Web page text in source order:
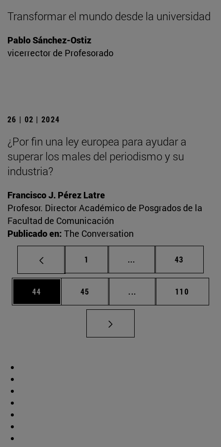
Transformar el mundo desde la universidad
Pablo Sánchez-Ostiz
vicerrector de Profesorado
26 | 02 | 2024
¿Por fin una ley europea para ayudar a
superar los males del periodismo y su
industria?
Francisco J. Pérez Latre
Profesor. Director Académico de Posgrados de la
Facultad de Comunicación
Publicado en: The Conversation
Página
1 ... Páginas intermedias
Página
43
Página
44 Página
45 ... Páginas intermedias
Página
110